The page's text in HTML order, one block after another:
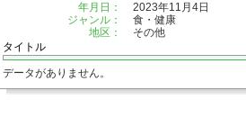
年月日：
2023年11月4日
ジャンル：
食・健康
地区：
その他
タイトル
データがありません。